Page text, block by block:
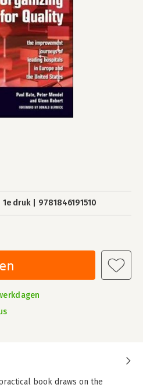
1e druk 9781846191510
book draws on the